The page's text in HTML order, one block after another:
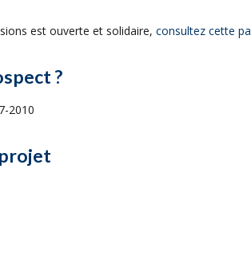
est ouverte et solidaire, consultez cette
?
2010